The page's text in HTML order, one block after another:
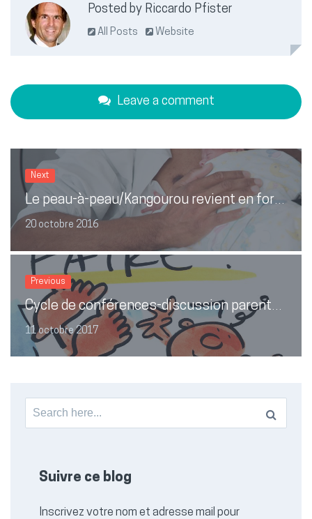
Posted by Riccardo Pfister
All Posts Website
Leave a comment
Next
Le peau-à-peau/Kangourou revient en force
20 octobre 2016
Previous
Cycle de conférences-discussion parents-soignants – 4ème thème
11 octobre 2017
Search
for:
Suivre ce blog
Inscrivez votre nom et adresse mail pour